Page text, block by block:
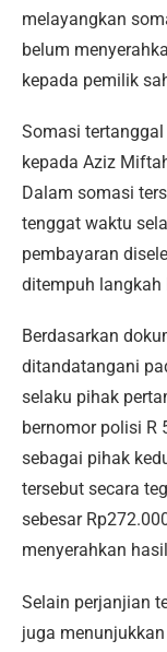
melayangkan
belum
kepada pemilik
Somasi
kepada Aziz
Dalam somasi
tenggat waktu
pembayaran
ditempuh
Berdasarkan
ditandatangani
selaku pihak
bernomor polisi R
sebagai pihak
tersebut secara
sebesar
menyerahkan
Selain perjanjian
juga